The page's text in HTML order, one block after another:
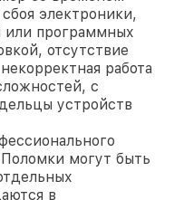
электроники,
или программных
отсутствие
работа
с
устройств
могут быть
в